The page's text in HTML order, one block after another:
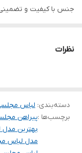
جنس با کیفیت و
دوستان عزیز در هنگام
آنها درج شده است چون
تعویض سایز دارد.
نظرات
دسته‌بندی: لباس
برچسب‌ها :پیراهن
بهترین
مدل لباس